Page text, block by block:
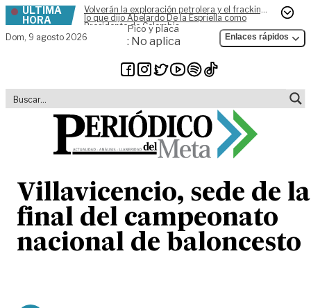
Skip to content
ÚLTIMA
HORA
Volverán la exploración petrolera y el fracking,
lo que dijo Abelardo De la Espriella como
Presidente de Colombia
Dom, 9 agosto 2026
Pico y placa
: No aplica Enlaces rápidos
Villavicencio, sede de la
final del campeonato
nacional de baloncesto